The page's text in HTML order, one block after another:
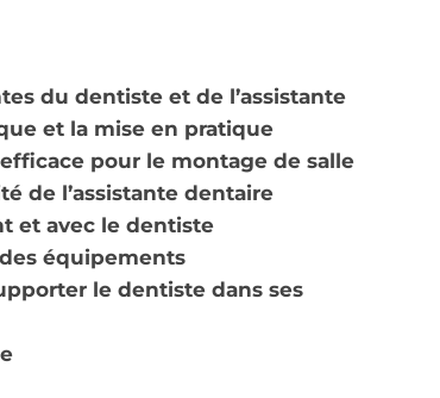
du dentiste et de l’assistante
et la mise en pratique
pour le montage de salle
de l’assistante dentaire
et avec le dentiste
équipements
le dentiste dans ses